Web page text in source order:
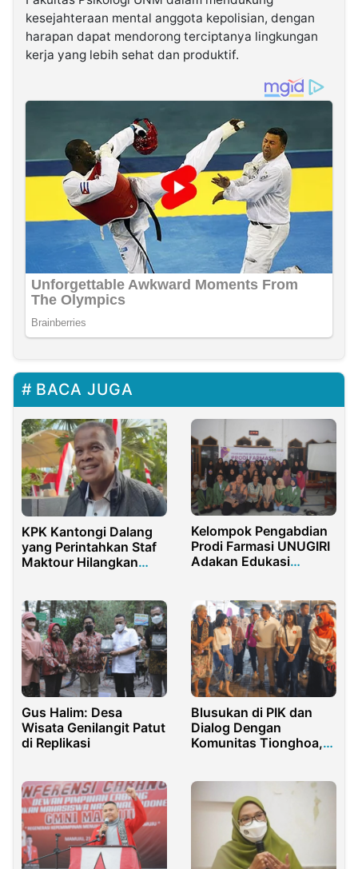
kesejahteraan mental anggota kepolisian, dengan
harapan dapat mendorong terciptanya lingkungan
kerja yang lebih sehat dan produktif.
BACA JUGA
KPK Kantongi Dalang
yang Perintahkan Staf
Maktour Hilangkan
Kelompok Pengabdian
Prodi Farmasi UNUGIRI
Adakan Edukasi
Pesantren Adnan Al
Charish
Gus Halim: Desa
Wisata Genilangit Patut
di Replikasi
Blusukan di PIK dan
Dialog Dengan
Komunitas Tionghoa,